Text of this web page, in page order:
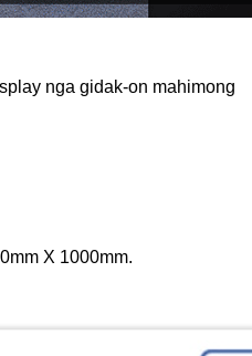
nga gidak-on mahimong
X 1000mm.